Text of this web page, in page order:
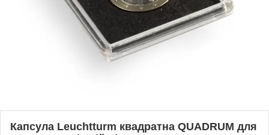
Капсула Leuchtturm квадратна QUADRUM для